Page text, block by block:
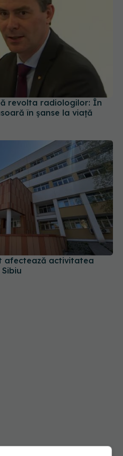
revolta radiologilor: În
în șanse la viață
afectează activitatea